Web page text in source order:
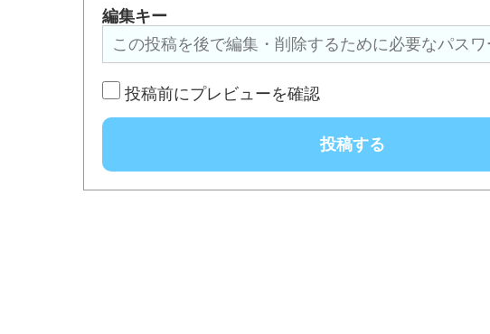
編集キー
投稿前にプレビューを確認